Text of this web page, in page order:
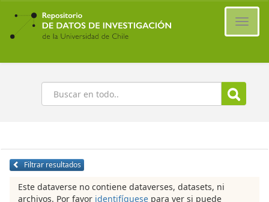
Ir
contenido
principal
Buscar
Filtrar resultados
Este dataverse no contiene dataverses, datasets, ni
archivos. Por favor identifíquese para ver si puede